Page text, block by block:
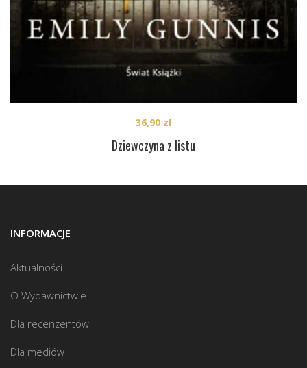
Dziewczyna z listu
36,90 zł
INFORMACJE
Aktualności
O Wydawnictwie
Dla recenzentów
Dla mediów